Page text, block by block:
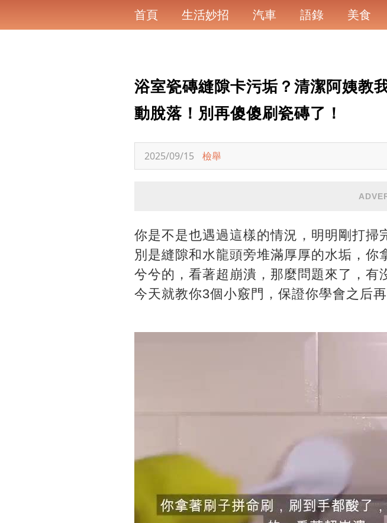
首頁 生活妙招 汽車 語錄 美食
浴室瓷磚縫隙卡污垢？清潔阿姨教
動脫落！別再傻傻刷瓷磚了！
2025/09/15 檢舉
你是不是也遇過這樣的情況，明明剛打
別是縫隙和水龍頭旁堆滿厚厚的水垢，
兮兮的，看著超崩潰，那麼問題來了，有
今天就教你3個小竅門，保證你學會之后